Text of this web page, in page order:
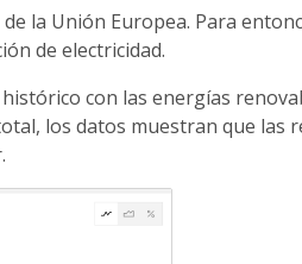
la Unión Europea. Para
de electricidad.
con las energías
los datos muestran que las